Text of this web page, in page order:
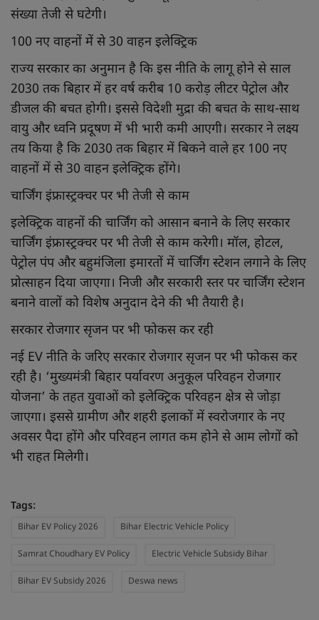
संख्या तेजी से घटेगी।
100 नए वाहनों में से 30 वाहन इलेक्ट्रिक
राज्य सरकार का अनुमान है कि इस नीति के लागू होने से साल
2030 तक बिहार में हर वर्ष करीब 10 करोड़ लीटर पेट्रोल और
डीजल की बचत होगी। इससे विदेशी मुद्रा की बचत के साथ-साथ
वायु और ध्वनि प्रदूषण में भी भारी कमी आएगी। सरकार ने लक्ष्य
तय किया है कि 2030 तक बिहार में बिकने वाले हर 100 नए
वाहनों में से 30 वाहन इलेक्ट्रिक होंगे।
चार्जिंग इंफ्रास्ट्रक्चर पर भी तेजी से काम
इलेक्ट्रिक वाहनों की चार्जिंग को आसान बनाने के लिए सरकार
चार्जिंग इंफ्रास्ट्रक्चर पर भी तेजी से काम करेगी। मॉल, होटल,
पेट्रोल पंप और बहुमंजिला इमारतों में चार्जिंग स्टेशन लगाने के लिए
प्रोत्साहन दिया जाएगा। निजी और सरकारी स्तर पर चार्जिंग स्टेशन
बनाने वालों को विशेष अनुदान देने की भी तैयारी है।
सरकार रोजगार सृजन पर भी फोकस कर रही
नई EV नीति के जरिए सरकार रोजगार सृजन पर भी फोकस कर
रही है। ‘मुख्यमंत्री बिहार पर्यावरण अनुकूल परिवहन रोजगार
योजना’ के तहत युवाओं को इलेक्ट्रिक परिवहन क्षेत्र से जोड़ा
जाएगा। इससे ग्रामीण और शहरी इलाकों में स्वरोजगार के नए
अवसर पैदा होंगे और परिवहन लागत कम होने से आम लोगों को
भी राहत मिलेगी।
Tags:
Bihar EV Policy 2026 Bihar Electric Vehicle Policy
Samrat Choudhary EV Policy Electric Vehicle Subsidy Bihar
Bihar EV Subsidy 2026 Deswa news